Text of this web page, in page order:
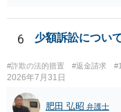
画の尺は10分ほど、服を
して、要求された金額
欲しい、住んでいる都道
言ったやり取りをしてい
（わいせつ行為）の疑い
能です。
6 少額訴訟につい
#詐欺の法的措置 #返金請求
2026年7月31日
肥田 弘昭 弁護士